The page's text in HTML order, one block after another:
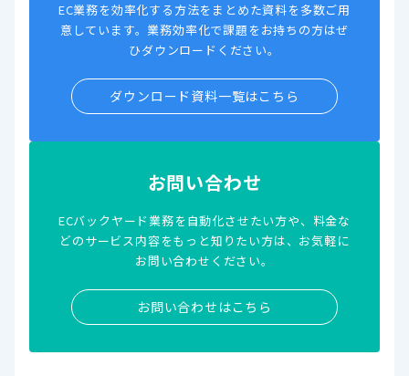
EC業務を効率化する方法をまとめた資料を多数ご用
意しています。業務効率化で課題をお持ちの方はぜ
ひダウンロードください。
ダウンロード資料一覧はこちら
お問い合わせ
ECバックヤード業務を自動化させたい方や、料金な
どのサービス内容をもっと知りたい方は、お気軽に
お問い合わせください。
お問い合わせはこちら